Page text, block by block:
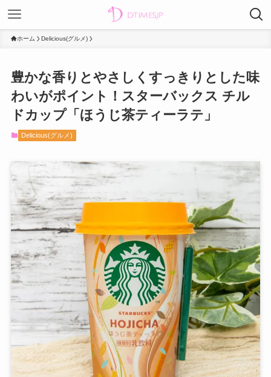
ホーム Delicious(グルメ)
豊かな香りとやさしくすっきりとした味
わいがポイント！スターバックス チル
ドカップ「ほうじ茶ティーラテ」
Delicious(グルメ)